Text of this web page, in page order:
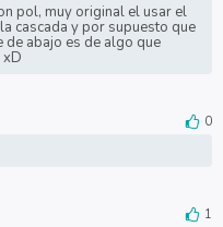
pol, muy original el usar el
cascada y por supuesto que
de abajo es de algo que
xD
0
1